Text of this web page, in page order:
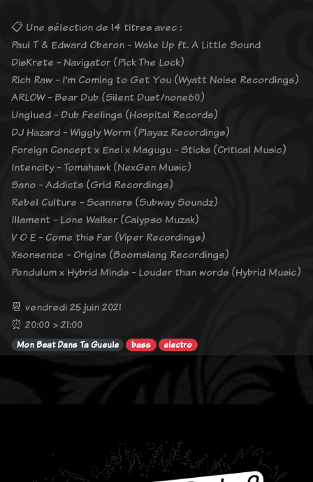
📋 Une sélection de 14 titres avec :
Paul T & Edward Oberon - Wake Up ft. A Little Sound
DisKrete - Navigator (Pick The Lock)
Rich Raw - I'm Coming to Get You (Wyatt Noise Recordings)
ARLOW - Bear Dub (Silent Dust/none60)
Unglued - Dub Feelings (Hospital Records)
DJ Hazard - Wiggly Worm (Playaz Recordings)
Foreign Concept x Enei x Magugu - Sticks (Critical Music)
Intencity - Tomahawk (NexGen Music)
Sano - Addicts (Grid Recordings)
Rebel Culture - Scanners (Subway Soundz)
Illament - Lone Walker (Calypso Muzak)
V O E - Come this Far (Viper Recordings)
Xsonsence - Origins (Boomslang Recordings)
Pendulum x Hybrid Minds - Louder than words (Hybrid Music)
📆 vendredi 25 juin 2021
⏰ 20:00 > 21:00
Mon Beat Dans Ta Gueule bass electro